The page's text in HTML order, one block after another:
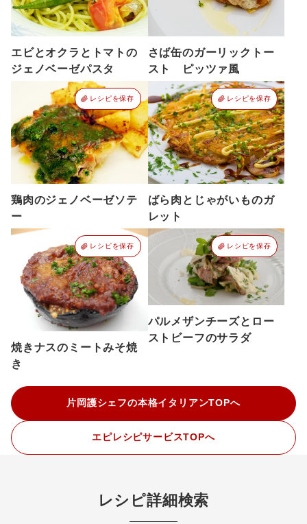
エビとオクラとトマトの
ジェノベーゼパスタ
さば缶のガーリックトー
スト ピッツァ風
レシピを保存
鶏肉のジェノベーゼソテ
ー
レシピを保存
ばら肉とじゃがいものガ
レット
レシピを保存
焼きナスのミートみそ焼
き
レシピを保存
パルメザンチーズとロー
ストビーフのサラダ
片岡護シェフの本格イタリアンTOPへ
エピレシピサービスTOPへ
レシピ詳細検索